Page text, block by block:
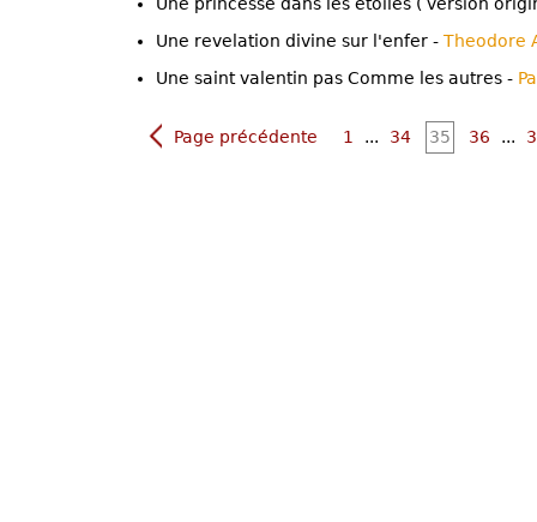
Une revelation divine sur l'enfer - Theodore
Une saint valentin pas Comme les autres -
Page précédente 1 ... 34 35 36 ...